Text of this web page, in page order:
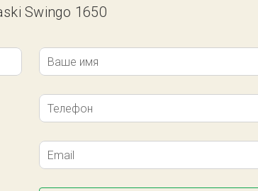
Swingo 1650
Ваше имя
Телефон
Email